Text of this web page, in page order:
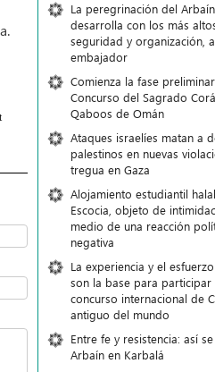
La peregrinación del
desarrolla con los más
seguridad y organización,
embajador
Comienza la fase
Concurso del Sagrado
Qaboos de Omán
Ataques israelíes matan a
palestinos en nuevas
tregua en Gaza
Alojamiento estudiantil
Escocia, objeto de
medio de una reacción
negativa
La experiencia y el
son la base para participar
concurso internacional de
antiguo del mundo
Entre fe y resistencia: así
Arbaín en Karbalá